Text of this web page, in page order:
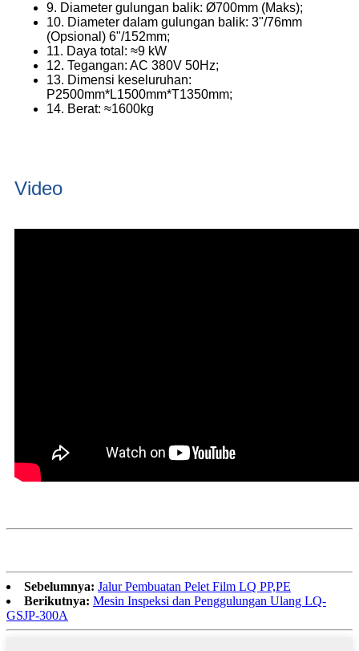
9. Diameter gulungan balik: Ø700mm (Maks);
10. Diameter dalam gulungan balik: 3"/76mm
(Opsional) 6"/152mm;
11. Daya total: ≈9 kW
12. Tegangan: AC 380V 50Hz;
13. Dimensi keseluruhan:
P2500mm*L1500mm*T1350mm;
14. Berat: ≈1600kg
Video
Sebelumnya: Jalur Pembuatan Pelet Film LQ PP,PE
Berikutnya: Mesin Inspeksi dan Penggulungan Ulang LQ-
GSJP-300A